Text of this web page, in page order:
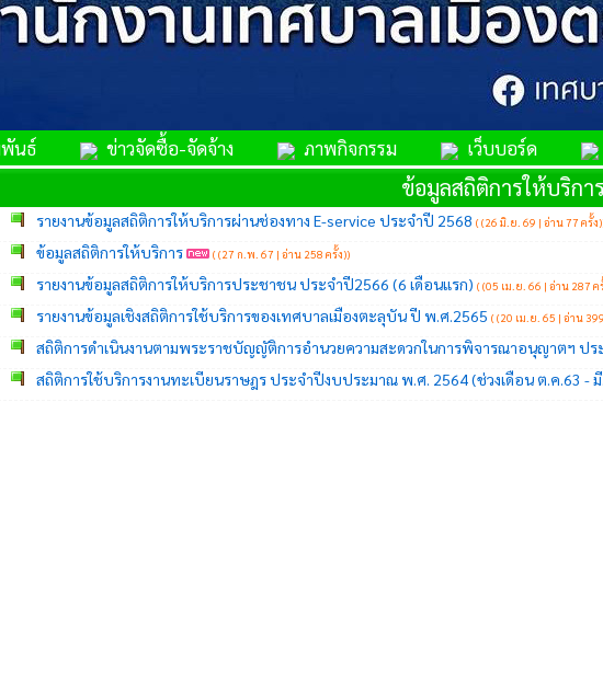
พันธ์ ข่าวจัดซื้อ-จัดจ้าง ภาพกิจกรรม เว็บบอร์ด
ข้อมูลสถิติการให้บริการ
รายงานข้อมูลสถิติการให้บริการผ่านช่องทาง E-service ประจำปี 2568 ((26 มิ.ย. 69 | อ่าน 77 ครั้ง)
ข้อมูลสถิติการให้บริการ ((27 ก.พ. 67 | อ่าน 258 ครั้ง))
รายงานข้อมูลสถิติการให้บริการประชาชน ประจำปี2566 (6 เดือนแรก) ((05 เม.ย. 66 | อ่าน 287 ค
รายงานข้อมูลเชิงสถิติการใช้บริการของเทศบาลเมืองตะลุบัน ปี พ.ศ.2565 ((20 เม.ย. 65 | อ่าน
สถิติการดำเนินงานตามพระราชบัญญัติการอำนวยความสะดวกในการพิจารณาอนุญาตฯ ปร
สถิติการใช้บริการงานทะเบียนราษฎร ประจำปีงบประมาณ พ.ศ. 2564 (ช่วงเดือน ต.ค.63 -